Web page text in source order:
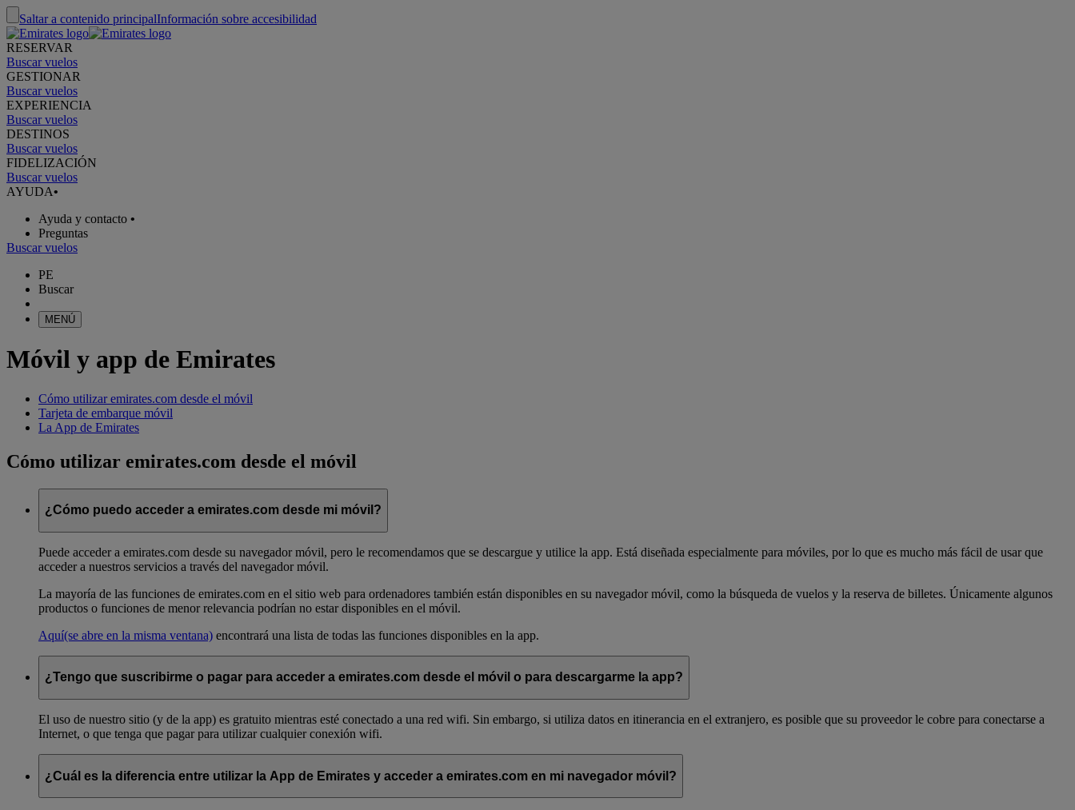
Saltar a contenido principalInformación sobre accesibilidad
RESERVAR
Buscar vuelos
GESTIONAR
Buscar vuelos
EXPERIENCIA
Buscar vuelos
DESTINOS
Buscar vuelos
FIDELIZACIÓN
Buscar vuelos
AYUDA•
Ayuda y contacto •
Preguntas
Buscar vuelos
PE
Buscar
MENÚ
Móvil y app de Emirates
Cómo utilizar emirates.com desde el móvil
Tarjeta de embarque móvil
La App de Emirates
Cómo utilizar emirates.com desde el móvil
¿Cómo puedo acceder a emirates.com desde mi móvil?
Puede acceder a emirates.com desde su navegador móvil, pero le recomendamos que se descargue y utilice la app. Está diseñada especialmente para móviles, por lo que es mucho más fácil de usar que
acceder a nuestros servicios a través del navegador móvil.
La mayoría de las funciones de emirates.com en el sitio web para ordenadores también están disponibles en su navegador móvil, como la búsqueda de vuelos y la reserva de billetes. Únicamente algunos
productos o funciones de menor relevancia podrían no estar disponibles en el móvil.
Aquí(se abre en la misma ventana) encontrará una lista de todas las funciones disponibles en la app.
¿Tengo que suscribirme o pagar para acceder a emirates.com desde el móvil o para descargarme la app?
El uso de nuestro sitio (y de la app) es gratuito mientras esté conectado a una red wifi. Sin embargo, si utiliza datos en itinerancia en el extranjero, es posible que su proveedor le cobre para conectarse a
Internet, o que tenga que pagar para utilizar cualquier conexión wifi.
¿Cuál es la diferencia entre utilizar la App de Emirates y acceder a emirates.com en mi navegador móvil?